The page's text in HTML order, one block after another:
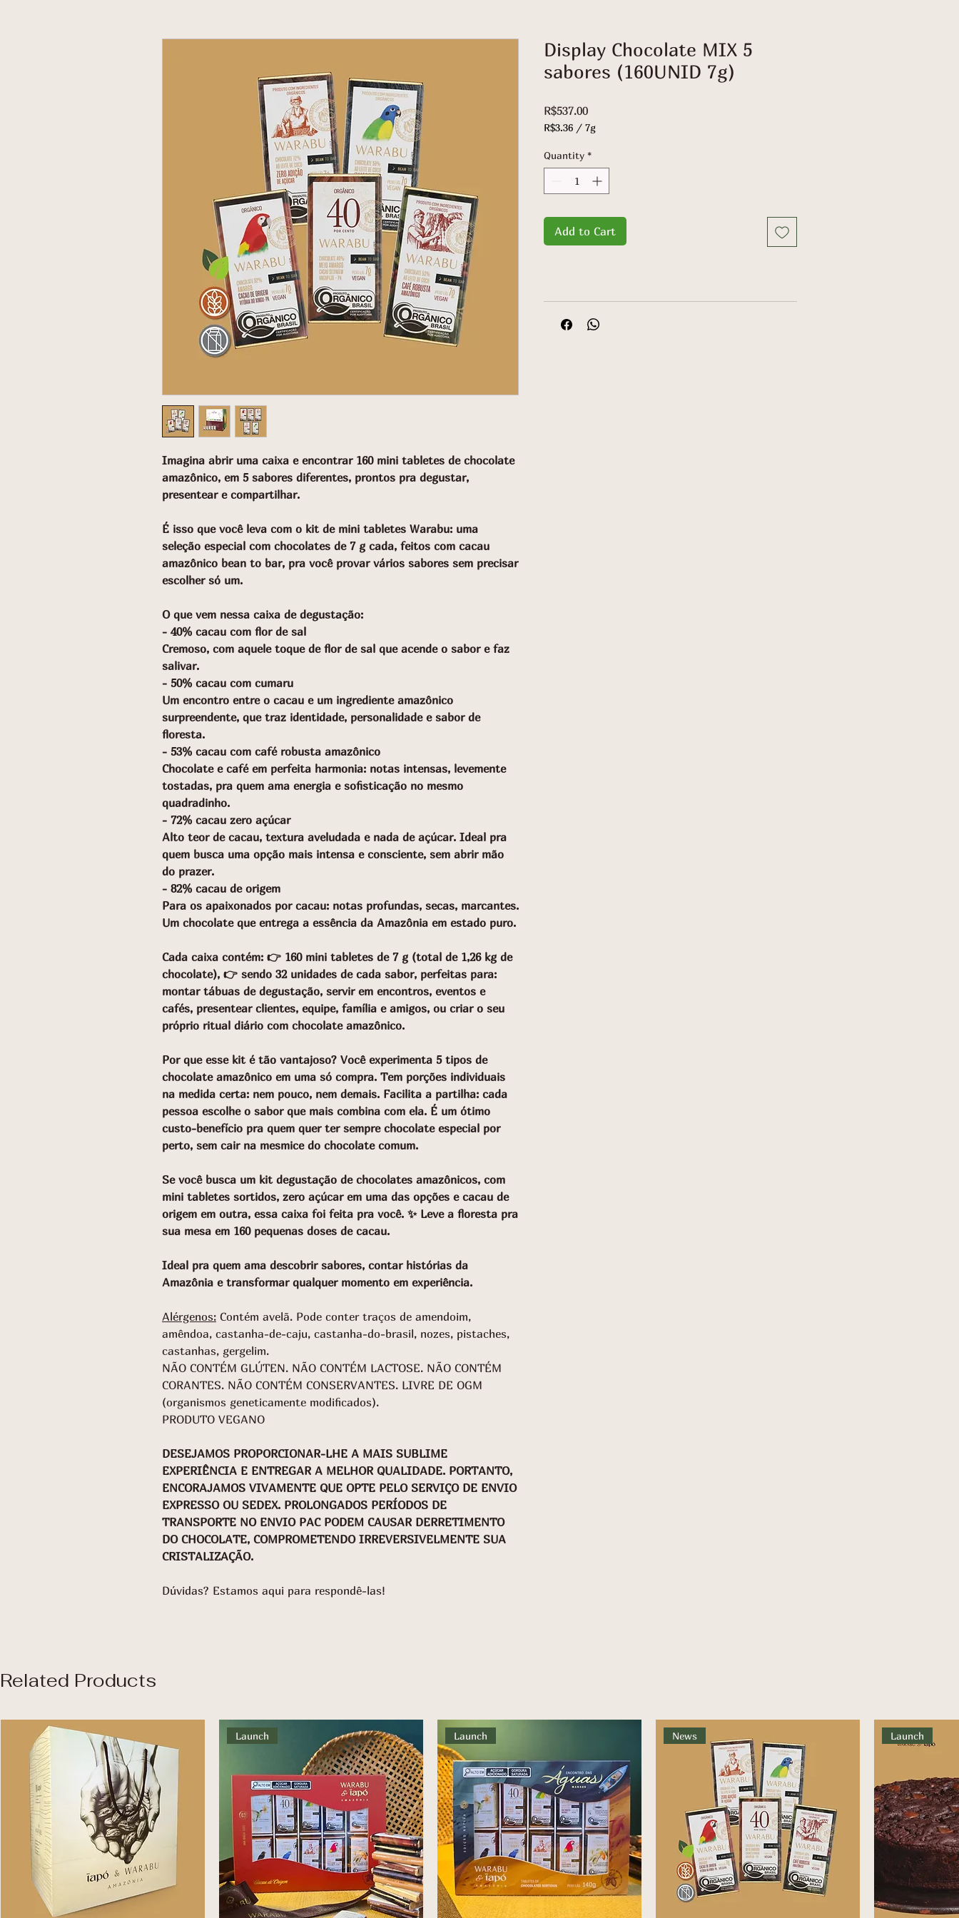
Imagina abrir uma caixa e encontrar 160 mini tabletes de chocolate
amazônico, em 5 sabores diferentes, prontos pra degustar,
presentear e compartilhar.
É isso que você leva com o kit de mini tabletes Warabu: uma
seleção especial com chocolates de 7 g cada, feitos com cacau
amazônico bean to bar, pra você provar vários sabores sem precisar
escolher só um.
O que vem nessa caixa de degustação:
- 40% cacau com flor de sal
Cremoso, com aquele toque de flor de sal que acende o sabor e faz
salivar.
- 50% cacau com cumaru
Um encontro entre o cacau e um ingrediente amazônico
surpreendente, que traz identidade, personalidade e sabor de
floresta.
- 53% cacau com café robusta amazônico
Chocolate e café em perfeita harmonia: notas intensas, levemente
tostadas, pra quem ama energia e sofisticação no mesmo
quadradinho.
- 72% cacau zero açúcar
Alto teor de cacau, textura aveludada e nada de açúcar. Ideal pra
quem busca uma opção mais intensa e consciente, sem abrir mão
do prazer.
- 82% cacau de origem
Para os apaixonados por cacau: notas profundas, secas, marcantes.
Um chocolate que entrega a essência da Amazônia em estado puro.
Cada caixa contém: 👉 160 mini tabletes de 7 g (total de 1,26 kg de
chocolate), 👉 sendo 32 unidades de cada sabor, perfeitas para:
montar tábuas de degustação, servir em encontros, eventos e
cafés, presentear clientes, equipe, família e amigos, ou criar o seu
próprio ritual diário com chocolate amazônico.
Por que esse kit é tão vantajoso? Você experimenta 5 tipos de
chocolate amazônico em uma só compra. Tem porções individuais
na medida certa: nem pouco, nem demais. Facilita a partilha: cada
pessoa escolhe o sabor que mais combina com ela. É um ótimo
custo-benefício pra quem quer ter sempre chocolate especial por
perto, sem cair na mesmice do chocolate comum.
Se você busca um kit degustação de chocolates amazônicos, com
mini tabletes sortidos, zero açúcar em uma das opções e cacau de
origem em outra, essa caixa foi feita pra você. ✨ Leve a floresta pra
sua mesa em 160 pequenas doses de cacau.
Ideal pra quem ama descobrir sabores, contar histórias da
Amazônia e transformar qualquer momento em experiência.
Alérgenos: Contém avelã. Pode conter traços de amendoim,
amêndoa, castanha-de-caju, castanha-do-brasil, nozes, pistaches,
castanhas, gergelim.
NÃO CONTÉM GLÚTEN. NÃO CONTÉM LACTOSE. NÃO CONTÉM
CORANTES. NÃO CONTÉM CONSERVANTES. LIVRE DE OGM
(organismos geneticamente modificados).
PRODUTO VEGANO
DESEJAMOS PROPORCIONAR-LHE A MAIS SUBLIME
EXPERIÊNCIA E ENTREGAR A MELHOR QUALIDADE. PORTANTO,
ENCORAJAMOS VIVAMENTE QUE OPTE PELO SERVIÇO DE ENVIO
EXPRESSO OU SEDEX. PROLONGADOS PERÍODOS DE
TRANSPORTE NO ENVIO PAC PODEM CAUSAR DERRETIMENTO
DO CHOCOLATE, COMPROMETENDO IRREVERSIVELMENTE SUA
CRISTALIZAÇÃO.
Dúvidas? Estamos aqui para respondê-las!
Display Chocolate MIX 5
sabores (160UNID 7g)
R$537.00Price
R$3.36 / 7g
per
7
Quantity *
Add to Cart
Related Products
Launch Launch News Launch